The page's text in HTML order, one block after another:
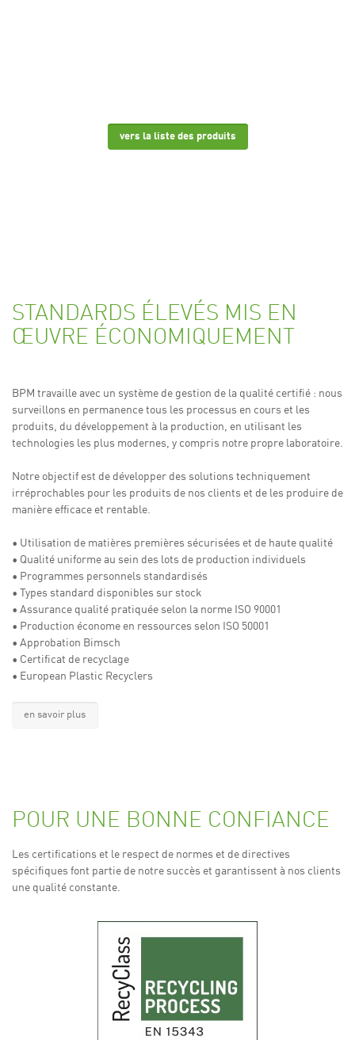
vers la liste des produits
STANDARDS ÉLEVÉS MIS EN
ŒUVRE ÉCONOMIQUEMENT
BPM travaille avec un système de gestion de la qualité certifié : nous
surveillons en permanence tous les processus en cours et les
produits, du développement à la production, en utilisant les
technologies les plus modernes, y compris notre propre laboratoire.
Notre objectif est de développer des solutions techniquement
irréprochables pour les produits de nos clients et de les produire de
manière efficace et rentable.
• Utilisation de matières premières sécurisées et de haute qualité
• Qualité uniforme au sein des lots de production individuels
• Programmes personnels standardisés
• Types standard disponibles sur stock
• Assurance qualité pratiquée selon la norme ISO 90001
• Production économe en ressources selon ISO 50001
• Approbation Bimsch
• Certificat de recyclage
• European Plastic Recyclers
en savoir plus
POUR UNE BONNE CONFIANCE
Les certifications et le respect de normes et de directives
spécifiques font partie de notre succès et garantissent à nos clients
une qualité constante.